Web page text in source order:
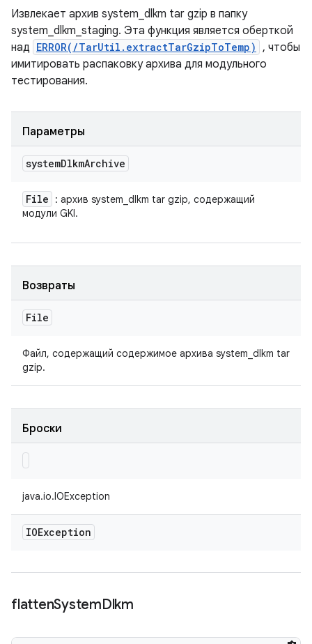
Извлекает архив system_dlkm tar gzip в папку
system_dlkm_staging. Эта функция является оберткой
над ERROR(/TarUtil.extractTarGzipToTemp) , чтобы
имитировать распаковку архива для модульного
тестирования.
Параметры
systemDlkmArchive
File
: архив system_dlkm tar gzip, содержащий
модули GKI.
Возвраты
File
Файл, содержащий содержимое архива system_dlkm tar
gzip.
Броски
java.io.IOException
IOException
flattenSystemDlkm